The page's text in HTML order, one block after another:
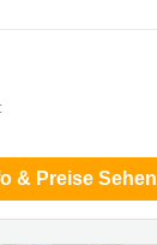
& Preise Sehen